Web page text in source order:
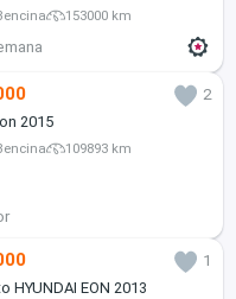
153000 km
2
2015
109893 km
1
Vendo auto HYUNDAI EON 2013